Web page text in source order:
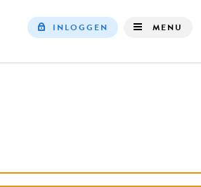
INLOGGEN MENU